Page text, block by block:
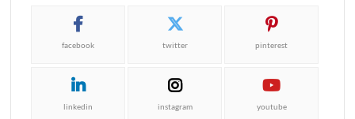
facebook twitter pinterest
linkedin instagram youtube